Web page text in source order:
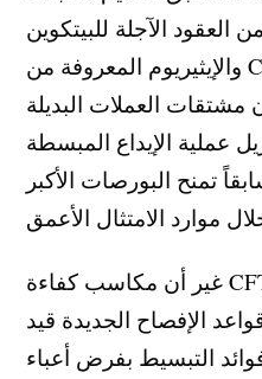
الآجلة للبيتكوين
والإيثيريوم المعروفة من CME Group إلى الداخلين
العملات البديلة
عملية الإيداع المبسطة
تمنح البورصات الأكبر
غير أن مكاسب كفاءة CFTC الإدارية تأتي مع مقايضة
الإفصاح الجديدة قيد
فوائد التبسيط بفرض أعباء